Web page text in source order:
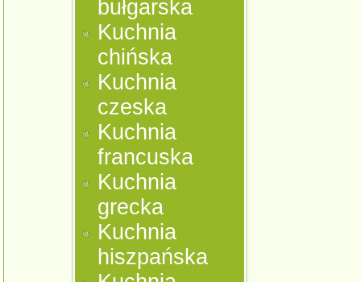
bułgarska
Kuchnia
chińska
Kuchnia
czeska
Kuchnia
francuska
Kuchnia
grecka
Kuchnia
hiszpańska